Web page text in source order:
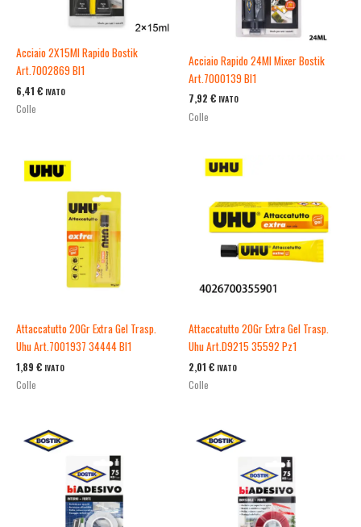
Acciaio 2X15Ml Rapido Bostik
Art.7002869 Bl1
6,41 € IVATO
Colle
Acciaio Rapido 24Ml Mixer Bostik
Art.7000139 Bl1
7,92 € IVATO
Colle
Attaccatutto 20Gr Extra Gel Trasp.
Uhu Art.7001937 34444 Bl1
1,89 € IVATO
Colle
Attaccatutto 20Gr Extra Gel Trasp.
Uhu Art.D9215 35592 Pz1
2,01 € IVATO
Colle